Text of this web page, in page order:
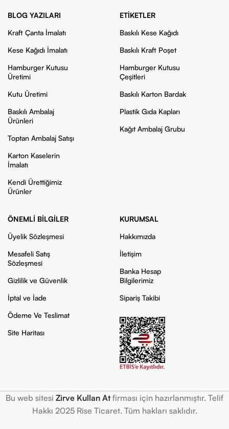
BLOG YAZILARI
Kraft Çanta İmalatı
Kese Kağıdı İmalatı
Hamburger Kutusu
Üretimi
Kutu Üretimi
Baskılı Ambalaj
Ürünleri
Toptan Ambalaj Satışı
Karton Kaselerin
İmalatı
Kendi Ürettiğimiz
Ürünler
ETIKETLER
Baskılı Kese Kağıdı
Baskılı Kraft Poşet
Hamburger Kutusu
Çeşitleri
Baskılı Karton Bardak
Plastik Gıda Kapları
Kağıt Ambalaj Grubu
ÖNEMLI BILGILER
Üyelik Sözleşmesi
Mesafeli Satış
Sözleşmesi
Gizlilik ve Güvenlik
İptal ve İade
Ödeme Ve Teslimat
Site Haritası
KURUMSAL
Hakkımızda
İletişim
Banka Hesap
Bilgilerimiz
Sipariş Takibi
Bu web sitesi Zirve Kullan Atfirması için hazırlanmıştır. Telif
Hakkı 2025 Rise Ticaret. Tüm hakları saklıdır.